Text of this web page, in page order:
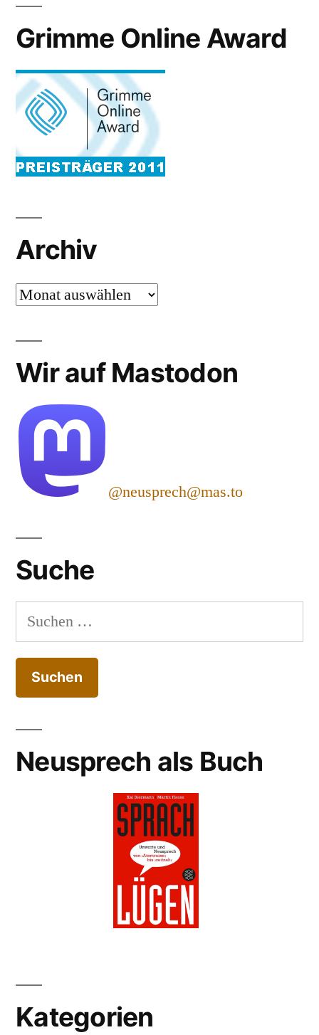
Grimme Online Award
Archiv
Archiv
Wir auf Mastodon
@neusprech@mas.to
Suche
Suchen
nach:
Neusprech als Buch
Kategorien